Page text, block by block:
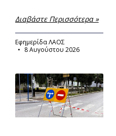
Διαβάστε Περισσότερα »
Εφημερίδα ΛΑΟΣ
8 Αυγούστου 2026